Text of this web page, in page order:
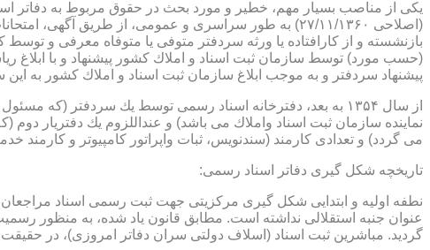
بازنشسته و از كارافتاده یا ورثه سردفتر متوفی یا متوفاه معرفی و
پیشنهاد سردفتر و به موجب ابلاغ سازمان ثبت اسناد و املاك كشور به
از سال ۱۳۵۴ به بعد، دفترخانه اسناد رسمی توسط یك سردفتر
نماینده سازمان ثبت اسناد واملاك می باشد) و عنداللزوم یك دفتریار دوم
می گردد) و تعدادی كارمند (سندنویس، ثبات واپراتور كامپیوتر و كارمند
تاریخچه شكل گیری دفاتر اسناد رسمی:
گردید. مباشرین ثبت اسناد (اسلاف دولتی سران دفاتر امروزی)، در حقیقت جزو كارمندان